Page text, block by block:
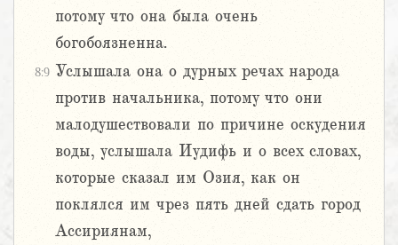
потому что она была очень
богобоязненна.
8:9 Услышала она о дурных речах народа
против начальника, потому что они
малодушествовали по причине оскудения
воды, услышала Иудифь и о всех словах,
которые сказал им Озия, как он
поклялся им чрез пять дней сдать город
Ассириянам,